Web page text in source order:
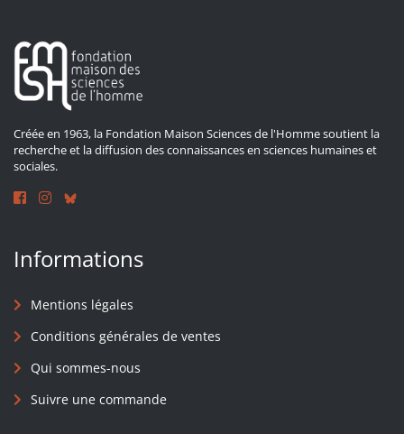
Créée en 1963, la Fondation Maison Sciences de l'Homme soutient la
recherche et la diffusion des connaissances en sciences humaines et
sociales.
Informations
Mentions légales
Conditions générales de ventes
Qui sommes-nous
Suivre une commande